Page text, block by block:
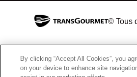
© Tous
By clicking “Accept All Cookies”, you
on your device to enhance site